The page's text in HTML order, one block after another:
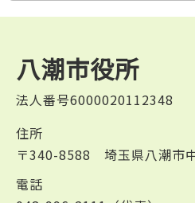
八潮市役所
法人番号6000020112348
住所
〒340-8588 埼玉県八潮市
電話